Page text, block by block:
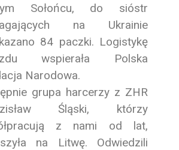
Sołońcu, do sióstr
na Ukrainie
84 paczki. Logistykę
wspierała Polska
Narodowa.
grupa harcerzy z ZHR
Śląski, którzy
z nami od lat,
na Litwę. Odwiedzili